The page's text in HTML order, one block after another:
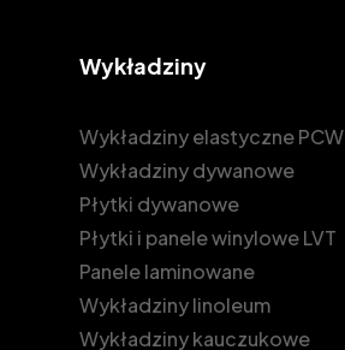
Wykładziny
Wykładziny elastyczne PCW
Wykładziny dywanowe
Płytki dywanowe
Płytki i panele winylowe LVT
Panele laminowane
Wykładziny linoleum
Wykładziny kauczukowe